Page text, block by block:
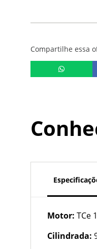
Compartilhe essa
Motor: TCe
Cilindrada: